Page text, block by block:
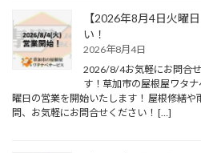
【2026年8月4日火曜
い！
2026年8月4日
2026/8/4お気軽にお問合
す！草加市の屋根屋ワタ
曜日の営業を開始いたします！ 屋根修繕
問、お気軽にお問合せください！ […]